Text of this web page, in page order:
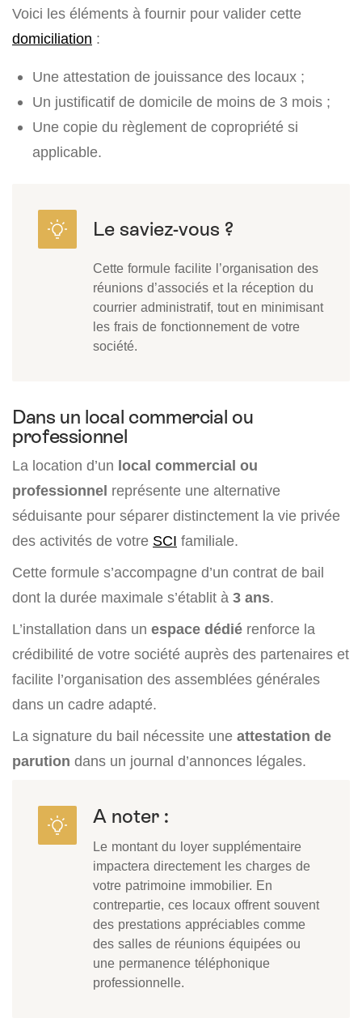
Voici les éléments à fournir pour valider cette
domiciliation :
Une attestation de jouissance des locaux ;
Un justificatif de domicile de moins de 3 mois ;
Une copie du règlement de copropriété si
applicable.
Cette formule facilite l’organisation des
réunions d’associés et la réception du
courrier administratif, tout en minimisant
les frais de fonctionnement de votre
société.
Dans un local commercial ou
professionnel
La location d’un local commercial ou
professionnel représente une alternative
séduisante pour séparer distinctement la vie privée
des activités de votre SCI familiale.
Cette formule s’accompagne d’un contrat de bail
dont la durée maximale s’établit à 3 ans.
L’installation dans un espace dédié renforce la
crédibilité de votre société auprès des partenaires et
facilite l’organisation des assemblées générales
dans un cadre adapté.
La signature du bail nécessite une attestation de
parution dans un journal d’annonces légales.
A noter :
Le montant du loyer supplémentaire
impactera directement les charges de
votre patrimoine immobilier. En
contrepartie, ces locaux offrent souvent
des prestations appréciables comme
des salles de réunions équipées ou
une permanence téléphonique
professionnelle.